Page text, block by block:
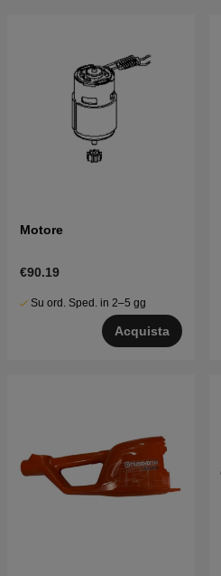
Motore
€90.19
Su ord. Sped. in 2–5 gg
Acquista